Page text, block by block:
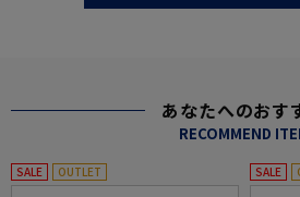
あなたへのおす
RECOMMEND
SALE OUTLET SALE